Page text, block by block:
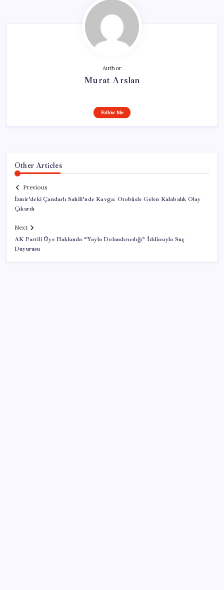
Author
Murat Arslan
Follow Me
Other Articles
Previous
İzmir’deki Çandarlı Sahili’nde Kavga: Otobüsle Gelen Kalabalık Olay
Çıkardı
Next
AK Partili Üye Hakkında “Yayla Dolandırıcılığı” İddiasıyla Suç
Duyurusu